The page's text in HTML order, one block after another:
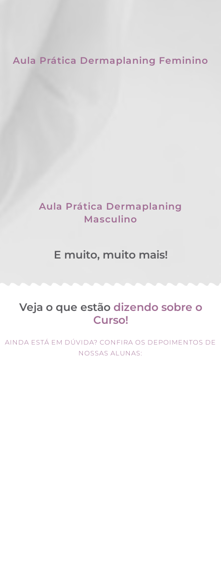
Aula Prática Dermaplaning Feminino
Aula Prática Dermaplaning
Masculino
E muito, muito mais!
Veja o que estão dizendo sobre o
Curso!
AINDA ESTÁ EM DÚVIDA? CONFIRA OS DEPOIMENTOS DE
NOSSAS ALUNAS: